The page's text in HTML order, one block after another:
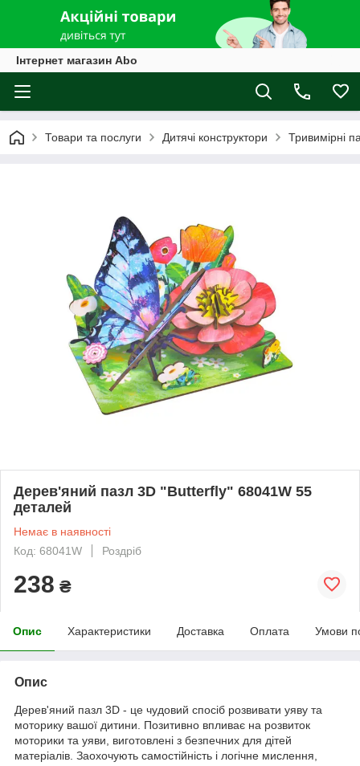
Інтернет магазин Abo
Товари та послуги Дитячі конструктори Тривимірні
Дерев'яний пазл 3D "Butterfly" 68041W 55
деталей
Немає в наявності
Код: 68041W
Роздріб
238 ₴
Опис Характеристики Доставка Оплата Умови
Опис
Дерев'яний пазл 3D - це чудовий спосіб розвивати уяву та
моторику вашої дитини. Позитивно впливає на розвиток
моторики та уяви, виготовлені з безпечних для дітей
матеріалів. Заохочують самостійність і логічне мислення,